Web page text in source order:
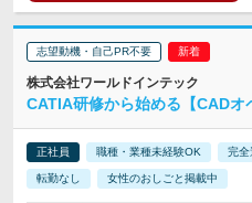
志望動機・自己PR不要
株式会社ワールドインテック
CATIA研修から始める【CAD
正社員 職種・業種未経験OK 完全
転勤なし 女性のおしごと掲載中